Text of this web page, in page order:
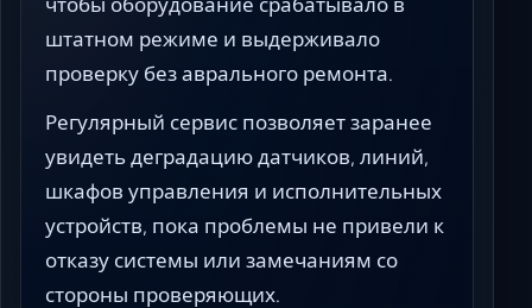
штатном режиме и выдерживало
проверку без аврального ремонта.
Регулярный сервис позволяет заранее
увидеть деградацию датчиков, линий,
шкафов управления и исполнительных
устройств, пока проблемы не привели к
отказу системы или замечаниям со
стороны проверяющих.